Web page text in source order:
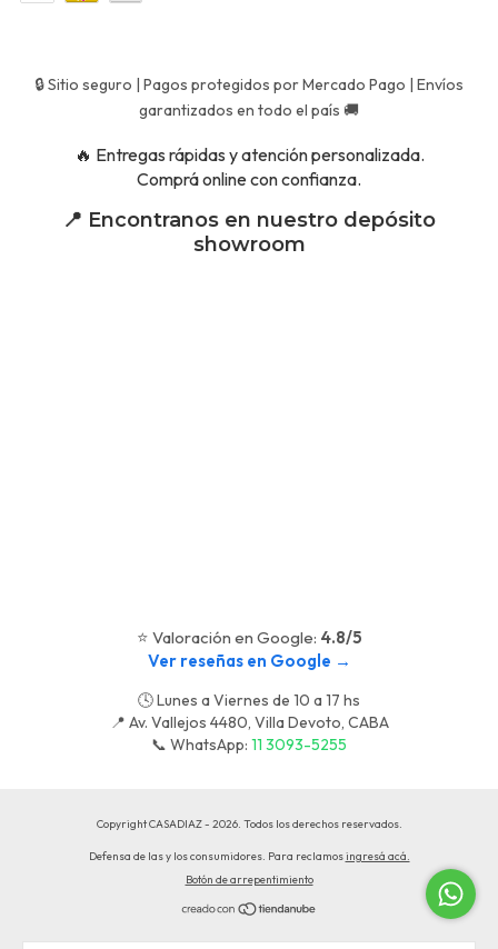
🔒 Sitio seguro | Pagos protegidos por Mercado Pago | Envíos
garantizados en todo el país 🚚
🔥 Entregas rápidas y atención personalizada.
Comprá online con confianza.
📍 Encontranos en nuestro depósito
showroom
⭐ Valoración en Google: 4.8/5
Ver reseñas en Google →
🕓 Lunes a Viernes de 10 a 17 hs
📍 Av. Vallejos 4480, Villa Devoto, CABA
📞 WhatsApp: 11 3093-5255
Copyright CASADIAZ - 2026. Todos los derechos reservados.
Defensa de las y los consumidores. Para reclamosingresá acá.
Botón de arrepentimiento